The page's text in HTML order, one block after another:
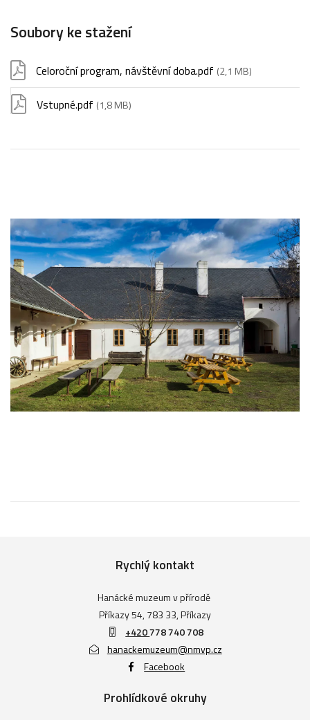
Soubory ke stažení
Celoroční program, návštěvní doba.pdf (2,1 MB)
Vstupné.pdf (1,8 MB)
Rychlý kontakt
Hanácké muzeum v přírodě
Příkazy 54, 783 33, Příkazy
+420778 740 708
hanackemuzeum@nmvp.cz
Facebook
Prohlídkové okruhy